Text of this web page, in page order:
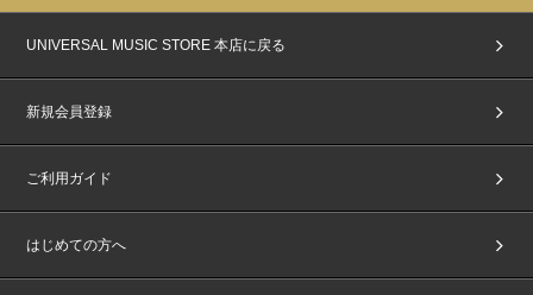
加いただきます。
案内いたします。
※ご参加にあたり、『パスコード』をご提示いただけるスマートフォン(タ
※スマートフォン・タブレット(一部機種を除く)をお持ちでない方はイベン
トへご参加いただけません。あらかじめご了承ください。
は画面キャプチャいただき、ご準備をお願いいたします。
UNIVERSAL MUSIC STORE 本店に戻る
新規会員登録
ご利用ガイド
はじめての方へ